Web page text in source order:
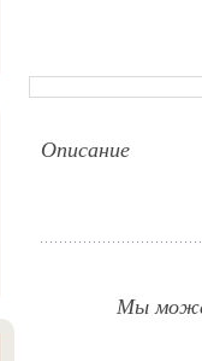
Описание
Мы